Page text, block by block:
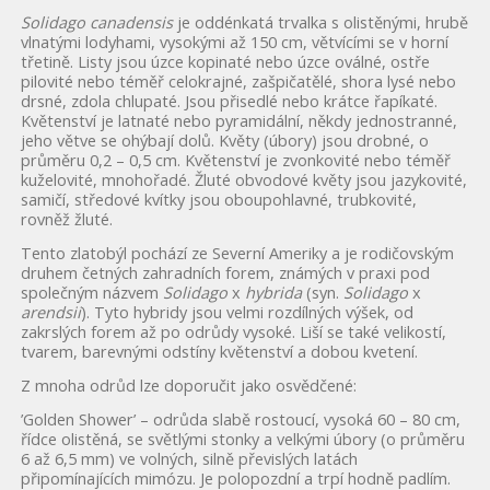
Solidago canadensisje oddénkatá trvalka s olistěnými, hrubě
vlnatými lodyhami, vysokými až 150 cm, větvícími se v horní
třetině. Listy jsou úzce kopinaté nebo úzce oválné, ostře
pilovité nebo téměř celokrajné, zašpičatělé, shora lysé nebo
drsné, zdola chlupaté. Jsou přisedlé nebo krátce řapíkaté.
Květenství je latnaté nebo pyramidální, někdy jednostranné,
jeho větve se ohýbají dolů. Květy (úbory) jsou drobné, o
průměru 0,2 – 0,5 cm. Květenství je zvonkovité nebo téměř
kuželovité, mnohořadé. Žluté obvodové květy jsou jazykovité,
samičí, středové kvítky jsou oboupohlavné, trubkovité,
rovněž žluté.
Tento zlatobýl pochází ze Severní Ameriky a je rodičovským
druhem četných zahradních forem, známých v praxi pod
společným názvem Solidago x hybrida(syn. Solidagox
arendsii). Tyto hybridy jsou velmi rozdílných výšek, od
zakrslých forem až po odrůdy vysoké. Liší se také velikostí,
tvarem, barevnými odstíny květenství a dobou kvetení.
Z mnoha odrůd lze doporučit jako osvědčené:
’Golden Shower’ – odrůda slabě rostoucí, vysoká 60 – 80 cm,
řídce olistěná, se světlými stonky a velkými úbory (o průměru
6 až 6,5 mm) ve volných, silně převislých latách
připomínajících mimózu. Je polopozdní a trpí hodně padlím.